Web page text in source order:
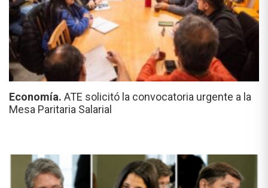
Economía. ATE solicitó la convocatoria urgente a la
Mesa Paritaria Salarial